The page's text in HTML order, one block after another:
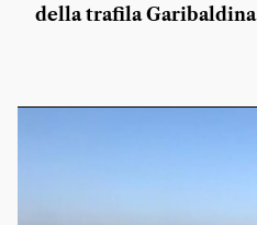
della trafila Garibaldina